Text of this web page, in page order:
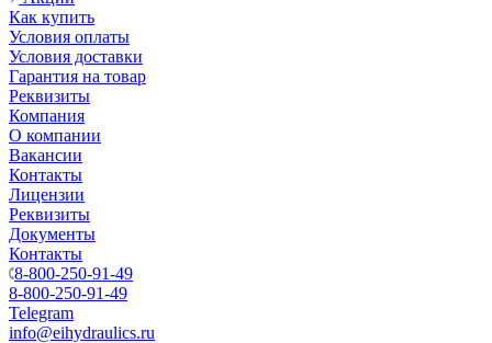
Как купить
Условия оплаты
Условия доставки
Гарантия на товар
Реквизиты
Компания
О компании
Вакансии
Контакты
Лицензии
Реквизиты
Документы
Контакты
8-800-250-91-49
8-800-250-91-49
Telegram
info@eihydraulics.ru